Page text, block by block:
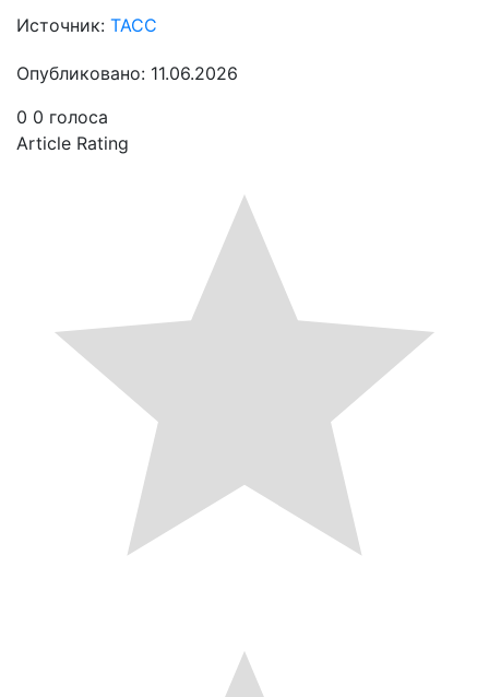
Источник: ТАСС
Опубликовано: 11.06.2026
0 0 голоса
Article Rating